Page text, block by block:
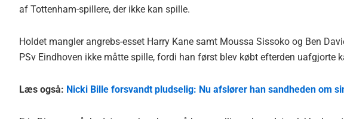
af Tottenham-spillere, der ikke kan spille.
Holdet mangler angrebs-esset Harry Kane samt Moussa Sissoko og Ben
PSv Eindhoven ikke måtte spille, fordi han først blev købt efterden uafgjorte
Læs også: Nicki Bille forsvandt pludselig: Nu afslører han sandheden om